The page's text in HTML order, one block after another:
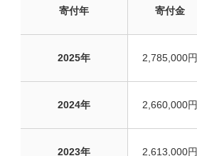
寄付年 寄付金
2025年 2,785,000円
2024年 2,660,000円
2023年 2,613,000円